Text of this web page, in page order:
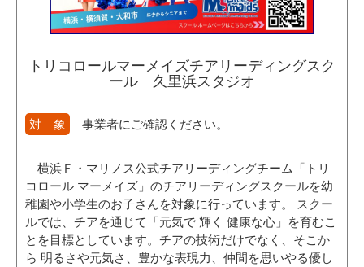
トリコロールマーメイズチアリーディングスク
ール 久里浜スタジオ
対 象 事業者にご確認ください。
横浜Ｆ・マリノス公式チアリーディングチーム「トリ
コロール マーメイズ」のチアリーディングスクールを幼
稚園や小学生のお子さんを対象に行っています。 スクー
ルでは、チアを通じて「元気で 輝く 健康な心」を育むこ
とを目標としています。チアの技術だけでなく、そこか
ら 明るさや元気さ、豊かな表現力、仲間を思いやる優し